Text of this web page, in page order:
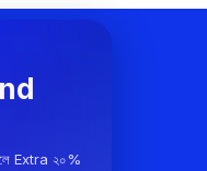
Extra ২০%